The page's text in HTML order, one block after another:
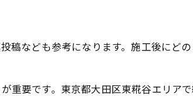
稿なども参考になります。施工後にどの
重要です。東京都大田区東糀谷エリアで